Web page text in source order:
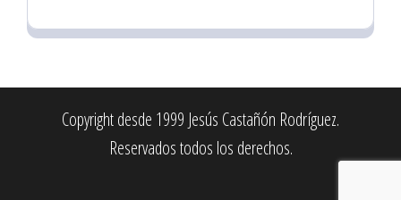
Copyright desde 1999 Jesús Castañón Rodríguez.
Reservados todos los derechos.